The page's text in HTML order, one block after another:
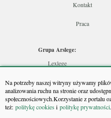
Na potrzeby naszej witryny używamy
analizowania ruchu na stronie oraz
społecznościowych.Korzystanie z portalu
też: politykę cookiesi politykę prywatności.
Kontakt
Praca
Grupa Arslege:
Lexlege
Skarbowcy
Urzędnik
Rzeczoznawca